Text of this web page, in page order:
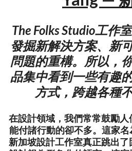
The Folks Studio工作
發掘新解決方案、新
問題的重構。所以，
品集中看到一些有趣
方式，跨越各種
在設計領域，我們常常鼓勵
能付諸行動的卻不多。這家
新加坡設計工作室真正跳出